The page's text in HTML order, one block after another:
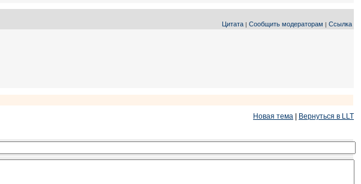
Цитата | Сообщить модераторам | Ссылка
Новая тема Вернуться в LLT